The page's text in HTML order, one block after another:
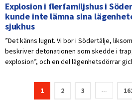
Explosion i flerfamiljshus i
kunde inte lämna sina
sjukhus
”Det känns lugnt. Vi bor i Södertälje,
beskriver detonationen som skedde i
explosion”, och en del lägenhetsdörrar
1 2 3 …